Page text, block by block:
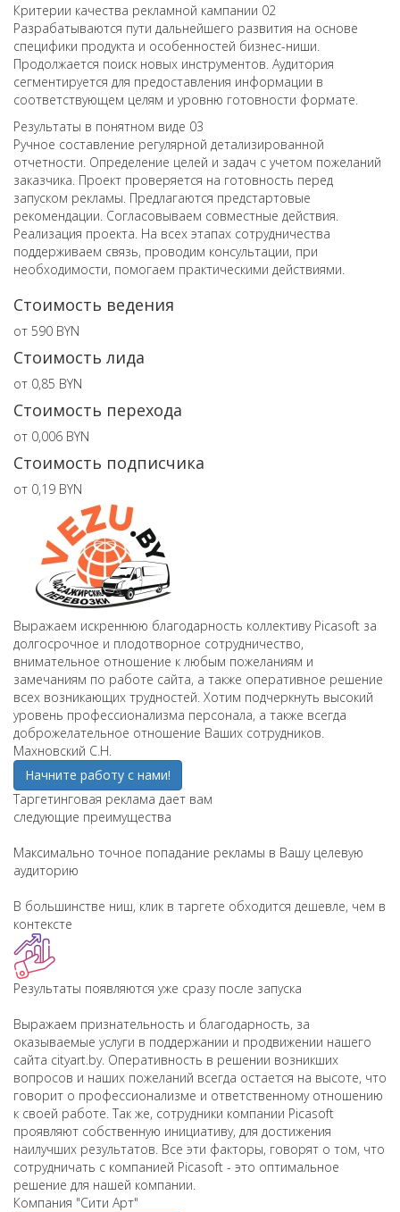
Критерии качества рекламной кампании 02
Разрабатываются пути дальнейшего развития на основе
специфики продукта и особенностей бизнес-ниши.
Продолжается поиск новых инструментов. Аудитория
сегментируется для предоставления информации в
соответствующем целям и уровню готовности формате.
Результаты в понятном виде 03
Ручное составление регулярной детализированной
отчетности. Определение целей и задач с учетом пожеланий
заказчика. Проект проверяется на готовность перед
запуском рекламы. Предлагаются предстартовые
рекомендации. Согласовываем совместные действия.
Реализация проекта. На всех этапах сотрудничества
поддерживаем связь, проводим консультации, при
необходимости, помогаем практическими действиями.
Стоимость ведения
от 590 BYN
Стоимость лида
от 0,85 BYN
Стоимость перехода
от 0,006 BYN
Стоимость подписчика
от 0,19 BYN
Выражаем искреннюю благодарность коллективу Picasoft за
долгосрочное и плодотворное сотрудничество,
внимательное отношение к любым пожеланиям и
замечаниям по работе сайта, а также оперативное решение
всех возникающих трудностей. Хотим подчеркнуть высокий
уровень профессионализма персонала, а также всегда
доброжелательное отношение Ваших сотрудников.
Махновский С.Н.
Начните работу с нами!
Таргетинговая реклама дает вам
следующие преимущества
Максимально точное попадание рекламы в Вашу целевую
аудиторию
В большинстве ниш, клик в таргете обходится дешевле, чем в
контексте
Результаты появляются уже сразу после запуска
Выражаем признательность и благодарность, за
оказываемые услуги в поддержании и продвижении нашего
сайта cityart.by. Оперативность в решении возникших
вопросов и наших пожеланий всегда остается на высоте, что
говорит о профессионализме и ответственному отношению
к своей работе. Так же, сотрудники компании Picasoft
проявляют собственную инициативу, для достижения
наилучших результатов. Все эти факторы, говорят о том, что
сотрудничать с компанией Picasoft - это оптимальное
решение для нашей компании.
Компания "Сити Арт"